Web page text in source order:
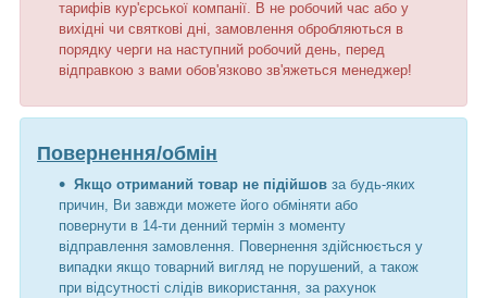
тарифів кур'єрської компанії. В не робочий час або у
вихідні чи святкові дні, замовлення обробляються в
порядку черги на наступний робочий день, перед
відправкою з вами обов'язково зв'яжеться менеджер!
Повернення/обмін
Якщо отриманий товар не підійшов за будь-яких
причин, Ви завжди можете його обміняти або
повернути в 14-ти денний термін з моменту
відправлення замовлення. Повернення здійснюється у
випадки якщо товарний вигляд не порушений, а також
при відсутності слідів використання, за рахунок